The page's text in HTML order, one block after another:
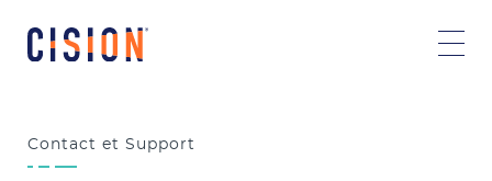
Contact et Support